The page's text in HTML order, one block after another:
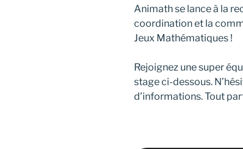
Animath se lance à la
coordination et la
Jeux Mathématiques !
Rejoignez une super
stage ci-dessous.
d’informations. Tout